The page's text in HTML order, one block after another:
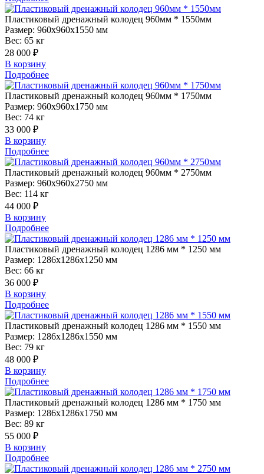
Пластиковый дренажный колодец 960мм * 1550мм
Размер: 960x960x1550 мм
Вес: 65 кг
28 000 ₽
В корзину
Подробнее
Пластиковый дренажный колодец 960мм * 1750мм
Размер: 960x960x1750 мм
Вес: 74 кг
33 000 ₽
В корзину
Подробнее
Пластиковый дренажный колодец 960мм * 2750мм
Размер: 960x960x2750 мм
Вес: 114 кг
44 000 ₽
В корзину
Подробнее
Пластиковый дренажный колодец 1286 мм * 1250 мм
Размер: 1286x1286x1250 мм
Вес: 66 кг
36 000 ₽
В корзину
Подробнее
Пластиковый дренажный колодец 1286 мм * 1550 мм
Размер: 1286x1286x1550 мм
Вес: 79 кг
48 000 ₽
В корзину
Подробнее
Пластиковый дренажный колодец 1286 мм * 1750 мм
Размер: 1286x1286x1750 мм
Вес: 89 кг
55 000 ₽
В корзину
Подробнее